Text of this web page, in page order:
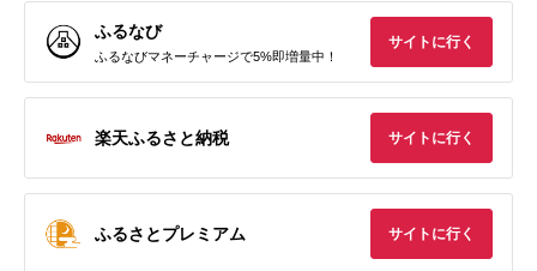
ふるなび
ふるなびマネーチャージで5%即増量中！
サイトに行く
楽天ふるさと納税 サイトに行く
ふるさとプレミアム サイトに行く